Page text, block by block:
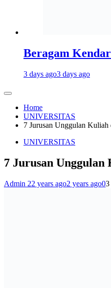
Beragam
3 days ago3 days ago
Home
UNIVERSITAS
7 Jurusan Unggulan
UNIVERSITAS
7 Jurusan
Admin 22 years ago2 years ago03